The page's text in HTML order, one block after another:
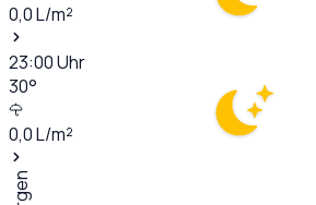
0,0L/m²
23:00Uhr
30°
0,0L/m²